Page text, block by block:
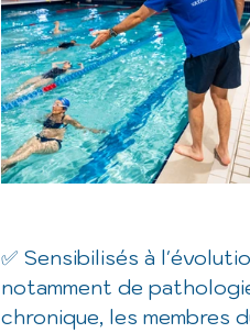
✅ Sensibilisés à
notamment de
chronique, les membres